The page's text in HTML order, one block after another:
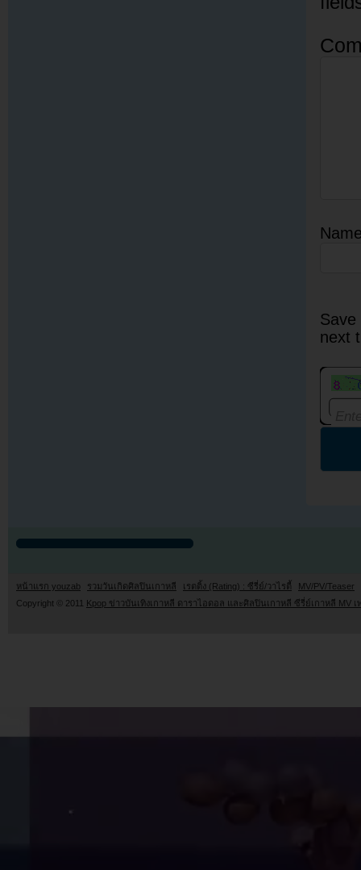
next
หน้าแรก youzab รวมวันเกิดศิลปินเกาหลี เรตติ้ง (Rating) : ซีรี่ย์/วาไรตี้
MV/PV/Teaser
Copyright © 2011 Kpop ข่าวบันเทิงเกาหลี ดาราไอดอล และศิลปินเกาหลี ซีรี่ย์เกาหลี MV